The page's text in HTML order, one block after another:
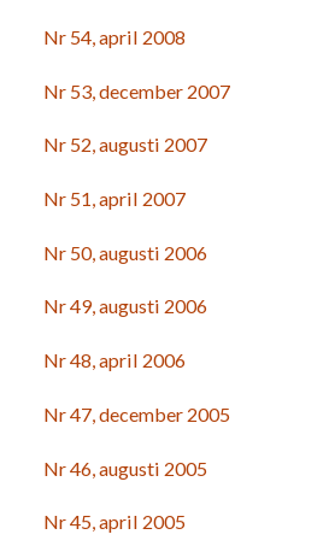
Nr 54, april 2008
Nr 53, december 2007
Nr 52, augusti 2007
Nr 51, april 2007
Nr 50, augusti 2006
Nr 49, augusti 2006
Nr 48, april 2006
Nr 47, december 2005
Nr 46, augusti 2005
Nr 45, april 2005